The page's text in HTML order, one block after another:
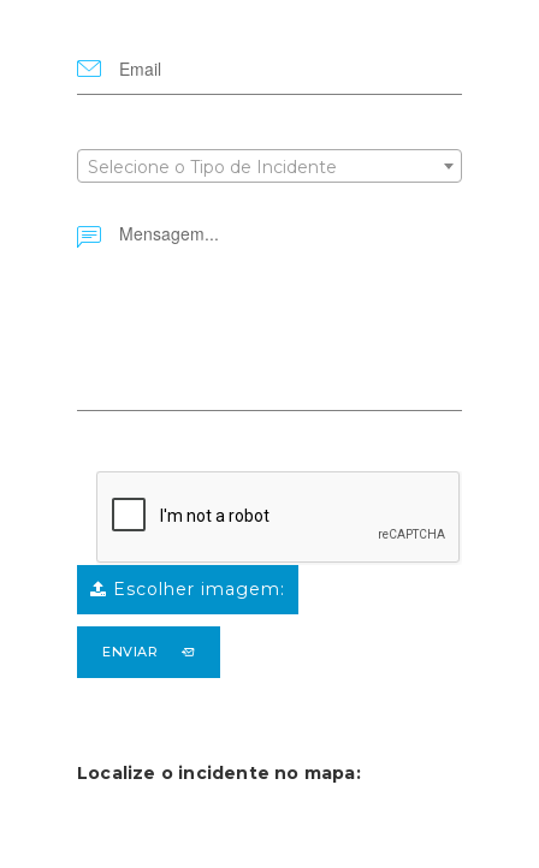
Selecione o Tipo de Incidente
Escolher imagem:
ENVIAR
Localize o incidente no mapa: